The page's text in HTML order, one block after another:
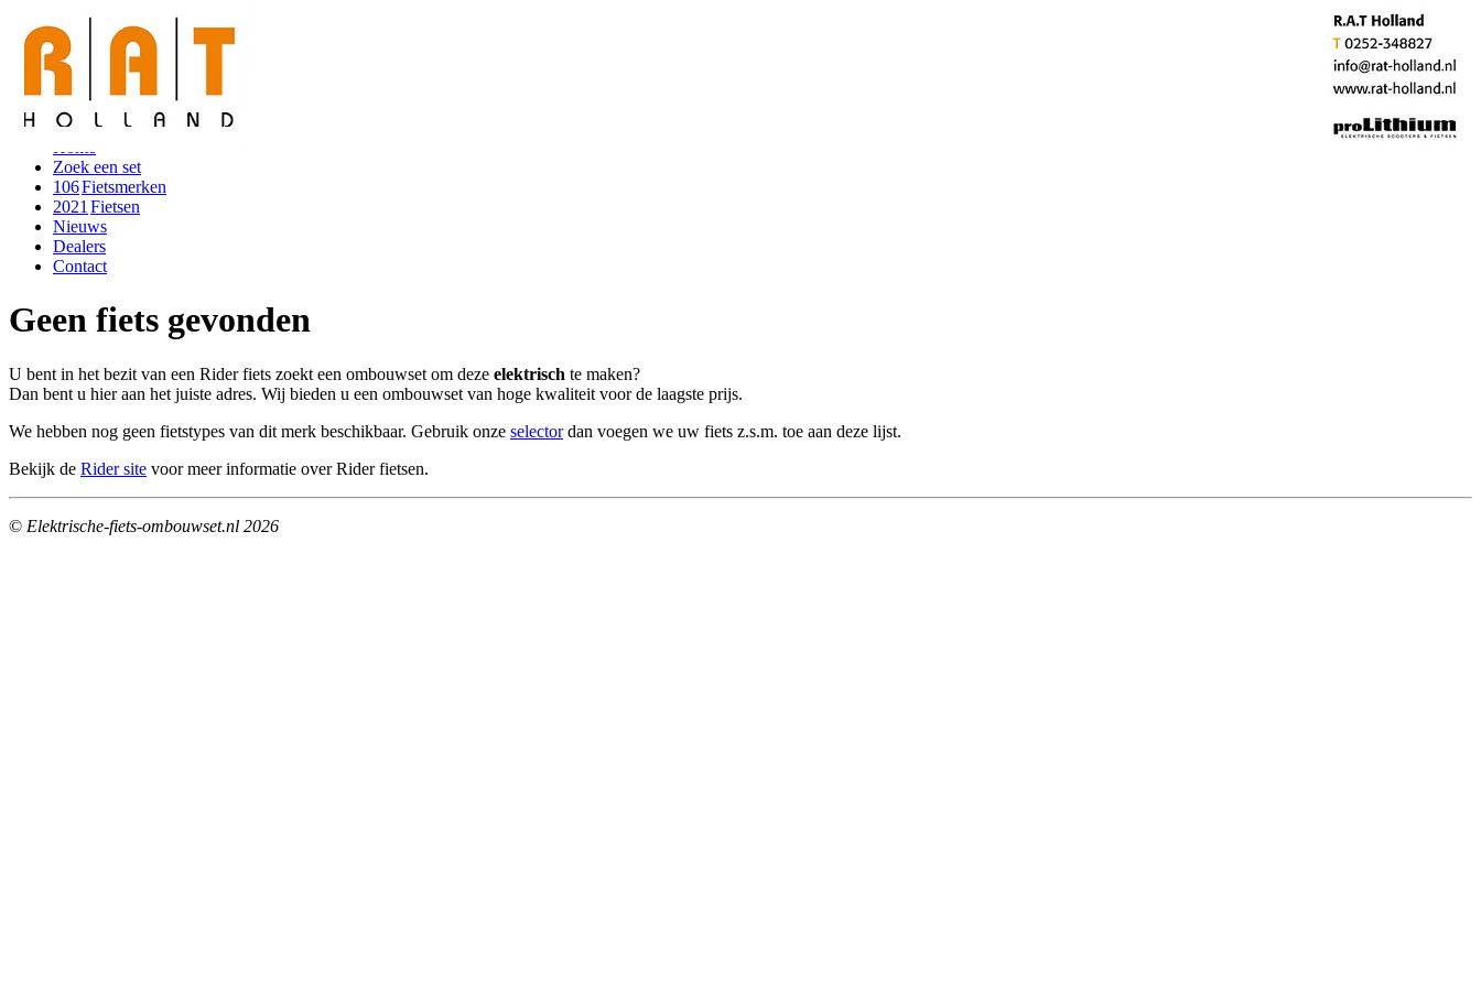
Toggle navigation
Zoek een set
106Fietsmerken
2021 Fietsen
Nieuws
Dealers
Contact
Geen fiets gevonden
U bent in het bezit van een Rider fiets zoekt een ombouwset om deze elektrisch te maken?
Dan bent u hier aan het juiste adres. Wij bieden u een ombouwset van hoge kwaliteit voor de laagste prijs.
We hebben nog geen fietstypes van dit merk beschikbaar. Gebruik onze selectordan voegen we uw fiets z.s.m. toe aan deze lijst.
Bekijk de Rider site voor meer informatie over Rider fietsen.
© Elektrische-fiets-ombouwset.nl 2026